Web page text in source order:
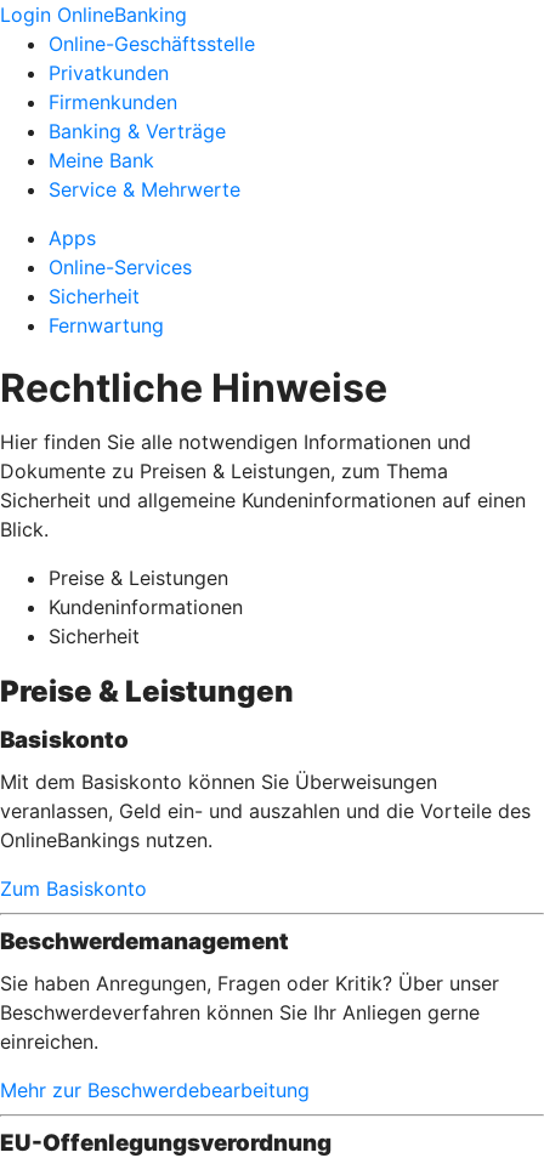
Login OnlineBanking
Online-Geschäftsstelle
Privatkunden
Firmenkunden
Banking & Verträge
Meine Bank
Service & Mehrwerte
Apps
Online-Services
Sicherheit
Fernwartung
Rechtliche Hinweise
Hier finden Sie alle notwendigen Informationen und
Dokumente zu Preisen & Leistungen, zum Thema
Sicherheit und allgemeine Kundeninformationen auf einen
Blick.
Preise & Leistungen
Kundeninformationen
Sicherheit
Preise & Leistungen
Basiskonto
Mit dem Basiskonto können Sie Überweisungen
veranlassen, Geld ein- und auszahlen und die Vorteile des
OnlineBankings nutzen.
Zum Basiskonto
Beschwerdemanagement
Sie haben Anregungen, Fragen oder Kritik? Über unser
Beschwerdeverfahren können Sie Ihr Anliegen gerne
einreichen.
Mehr zur Beschwerdebearbeitung
EU-Offenlegungsverordnung